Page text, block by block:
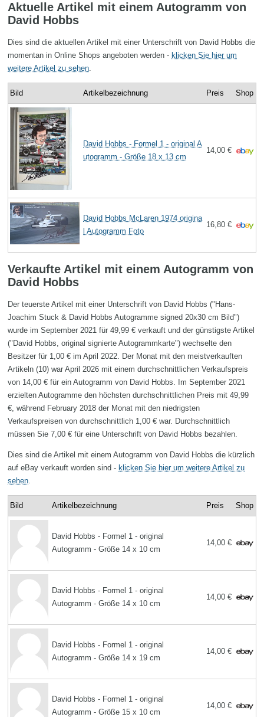
Aktuelle Artikel mit einem Autogramm von
David Hobbs
Dies sind die aktuellen Artikel mit einer Unterschrift von David Hobbs die
momentan in Online Shops angeboten werden - klicken Sie hier um
weitere Artikel zu sehen.
Bild Artikelbezeichnung Preis Shop
David Hobbs - Formel 1 - original A
utogramm - Größe 18 x 13 cm
14,00 €
David Hobbs McLaren 1974 origina
l Autogramm Foto
16,80 €
Verkaufte Artikel mit einem Autogramm von
David Hobbs
Der teuerste Artikel mit einer Unterschrift von David Hobbs ("Hans-
Joachim Stuck & David Hobbs Autogramme signed 20x30 cm Bild")
wurde im September 2021 für 49,99 € verkauft und der günstigste Artikel
("David Hobbs, original signierte Autogrammkarte") wechselte den
Besitzer für 1,00 € im April 2022. Der Monat mit den meistverkauften
Artikeln (10) war April 2026 mit einem durchschnittlichen Verkaufspreis
von 14,00 € für ein Autogramm von David Hobbs. Im September 2021
erzielten Autogramme den höchsten durchschnittlichen Preis mit 49,99
€, während February 2018 der Monat mit den niedrigsten
Verkaufspreisen von durchschnittlich 1,00 € war. Durchschnittlich
müssen Sie 7,00 € für eine Unterschrift von David Hobbs bezahlen.
Dies sind die Artikel mit einem Autogramm von David Hobbs die kürzlich
auf eBay verkauft worden sind - klicken Sie hier um weitere Artikel zu
sehen
Bild Artikelbezeichnung Preis Shop
David Hobbs - Formel 1 - original
Autogramm - Größe 14 x 10 cm
14,00 €
David Hobbs - Formel 1 - original
Autogramm - Größe 14 x 10 cm
14,00 €
David Hobbs - Formel 1 - original
Autogramm - Größe 14 x 19 cm
14,00 €
David Hobbs - Formel 1 - original
Autogramm - Größe 15 x 10 cm
14,00 €